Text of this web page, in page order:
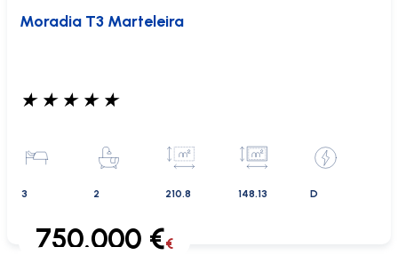
Moradia T3 Marteleira
★ ★ ★ ★ ★
3 2 210.8 148.13 D
750.000 €€